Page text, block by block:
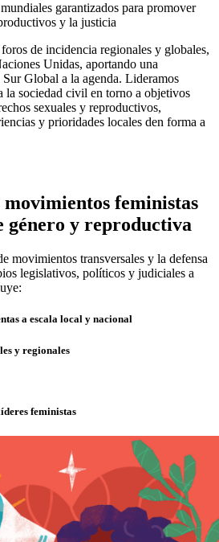
garantizados para promover
y la justicia
de incidencia regionales y globales,
Unidas, aportando una
Global a la agenda. Lideramos
la sociedad civil en torno a objetivos
sexuales y reproductivos,
y prioridades locales den forma a
feministas
género y reproductiva
movimientos transversales y la defensa
legislativos, políticos y judiciales a
a escala local y nacional
y regionales
feministas